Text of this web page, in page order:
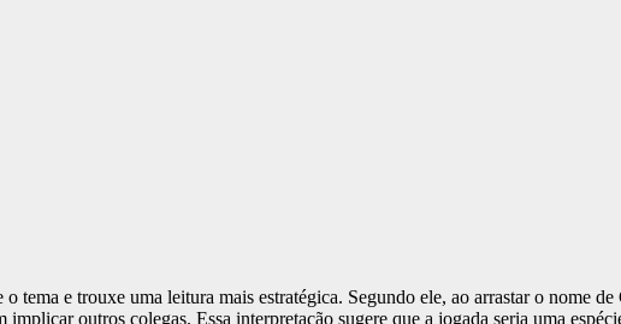
o tema e trouxe uma leitura mais estratégica. Segundo ele, ao arrastar o nome
outros colegas. Essa interpretação sugere que a jogada seria uma